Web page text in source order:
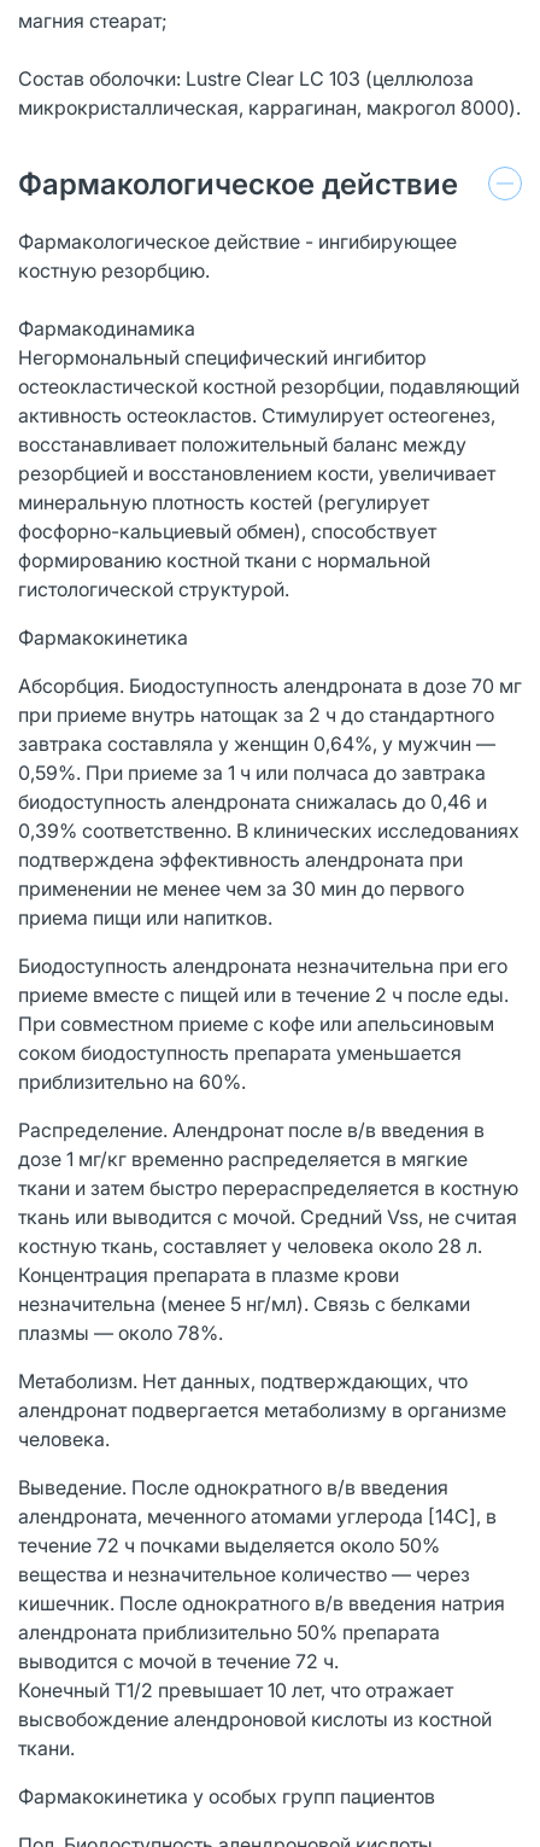
магния стеарат;
Состав оболочки: Lustre Clear LC 103 (целлюлоза
микрокристаллическая, каррагинан, макрогол 8000).
Фармакологическое действие
Фармакологическое действие - ингибирующее
костную резорбцию.
Фармакодинамика
Негормональный специфический ингибитор
остеокластической костной резорбции, подавляющий
активность остеокластов. Стимулирует остеогенез,
восстанавливает положительный баланс между
резорбцией и восстановлением кости, увеличивает
минеральную плотность костей (регулирует
фосфорно-кальциевый обмен), способствует
формированию костной ткани с нормальной
гистологической структурой.
Фармакокинетика
Абсорбция. Биодоступность алендроната в дозе 70 мг
при приеме внутрь натощак за 2 ч до стандартного
завтрака составляла у женщин 0,64%, у мужчин —
0,59%. При приеме за 1 ч или полчаса до завтрака
биодоступность алендроната снижалась до 0,46 и
0,39% соответственно. В клинических исследованиях
подтверждена эффективность алендроната при
применении не менее чем за 30 мин до первого
приема пищи или напитков.
Биодоступность алендроната незначительна при его
приеме вместе с пищей или в течение 2 ч после еды.
При совместном приеме с кофе или апельсиновым
соком биодоступность препарата уменьшается
приблизительно на 60%.
Распределение. Алендронат после в/в введения в
дозе 1 мг/кг временно распределяется в мягкие
ткани и затем быстро перераспределяется в костную
ткань или выводится с мочой. Средний Vss, не считая
костную ткань, составляет у человека около 28 л.
Концентрация препарата в плазме крови
незначительна (менее 5 нг/мл). Связь с белками
плазмы — около 78%.
Метаболизм. Нет данных, подтверждающих, что
алендронат подвергается метаболизму в организме
человека.
Выведение. После однократного в/в введения
алендроната, меченного атомами углерода [14C], в
течение 72 ч почками выделяется около 50%
вещества и незначительное количество — через
кишечник. После однократного в/в введения натрия
алендроната приблизительно 50% препарата
выводится с мочой в течение 72 ч.
Конечный T1/2 превышает 10 лет, что отражает
высвобождение алендроновой кислоты из костной
ткани.
Фармакокинетика у особых групп пациентов